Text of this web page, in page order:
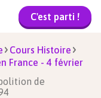
C'est parti !
Cours Histoire
France - 4 février
de